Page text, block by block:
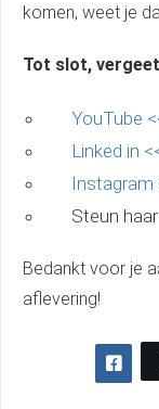
komen, weet je
Tot slot,
YouTube
Linked in
Instagram
Steun
Bedankt voor je
aflevering!